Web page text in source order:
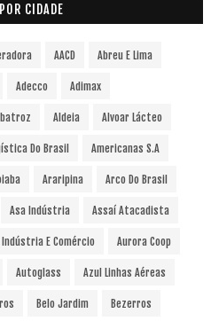
CIDADE
AACD Abreu E Lima
Adecco Adimax
Aldeia Alvoar Lácteo
Do Brasil Americanas S.A
Araripina Arco Do Brasil
Asa Indústria Assaí Atacadista
E Comércio Aurora Coop
Autoglass Azul Linhas Aéreas
Belo Jardim Bezerros